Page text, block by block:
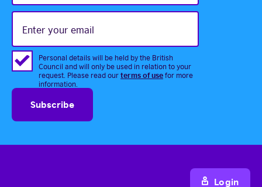
name
Enter
your
Personal details will be held by the British
Council and will only be used in relation to your
request. Please read ourterms of usefor more
information.
Login